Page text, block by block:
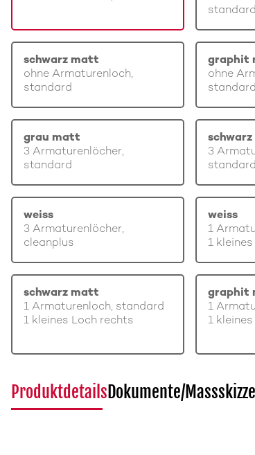
standard
schwarz matt
ohne Armaturenloch,
standard
graphit
ohne
standard
grau matt
3 Armaturenlöcher,
standard
3
standard
weiss
3 Armaturenlöcher,
cleanplus
weiss
1
1
schwarz matt
1 Armaturenloch, standard
1 kleines Loch rechts
graphit
1
1
ProduktdetailsDokumente/